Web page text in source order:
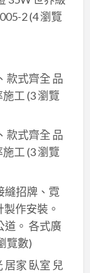
2(4 瀏覽
款式齊全 品
施工 (3 瀏覽
款式齊全 品
施工 (3 瀏覽
縫招牌、霓
作安裝。
道。 各式廣
覽數)
居家 臥室 兒